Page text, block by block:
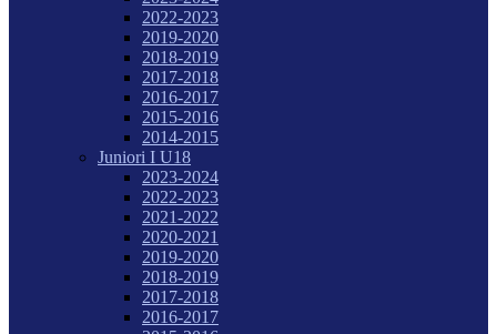
2022-2023
2019-2020
2018-2019
2017-2018
2016-2017
2015-2016
2014-2015
Juniori I U18
2023-2024
2022-2023
2021-2022
2020-2021
2019-2020
2018-2019
2017-2018
2016-2017